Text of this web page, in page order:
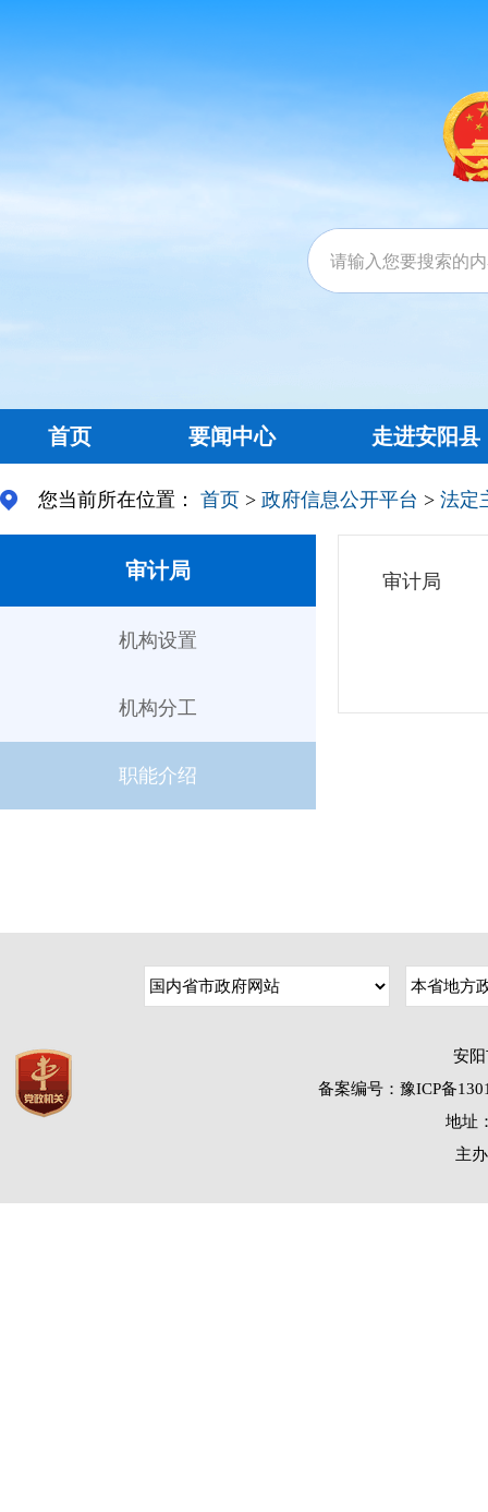
首页 要闻中心 走进安阳县
您当前所在位置： 首页 > 政府信息公开平台 > 法定
审计局
机构设置
机构分工
职能介绍
审计局
安
备案编号：豫ICP备
地址
主